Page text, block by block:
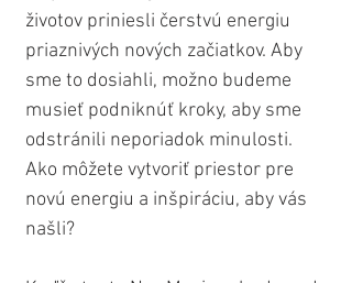
životov priniesli čerstvú energiu
priaznivých nových začiatkov. Aby
sme to dosiahli, možno budeme
musieť podniknúť kroky, aby sme
odstránili neporiadok minulosti.
Ako môžete vytvoriť priestor pre
novú energiu a inšpiráciu, aby vás
našli?